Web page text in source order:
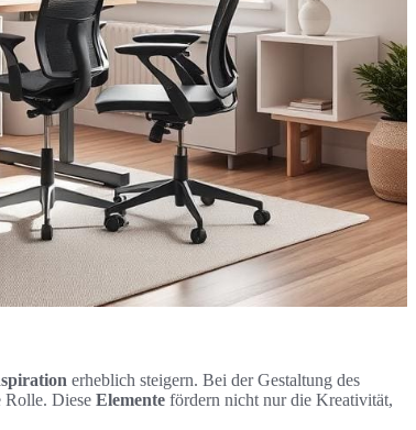
erheblich steigern. Bei der Gestaltung des
Rolle. Diese Elemente fördern nicht nur die Kreativität,